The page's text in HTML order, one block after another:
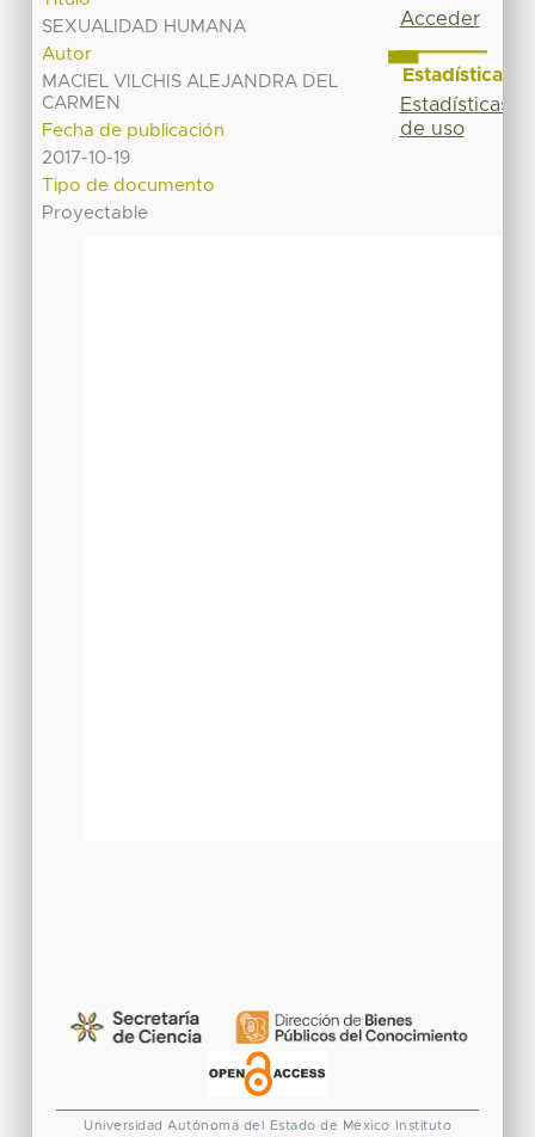
SEXUALIDAD HUMANA
Autor
MACIEL VILCHIS ALEJANDRA DEL
CARMEN
Fecha de publicación
2017-10-19
Tipo de documento
Proyectable
Acceder
Estadísticas
Estadísticas
de uso
Universidad Autónoma del Estado de México Instituto